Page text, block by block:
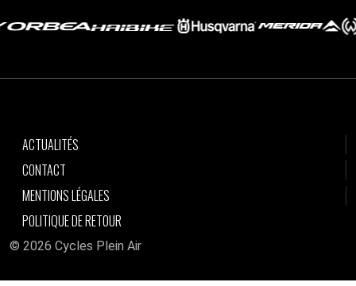
© 2026 Cycles Plein Air
ACTUALITÉS
CONTACT
MENTIONS LÉGALES
POLITIQUE DE RETOUR